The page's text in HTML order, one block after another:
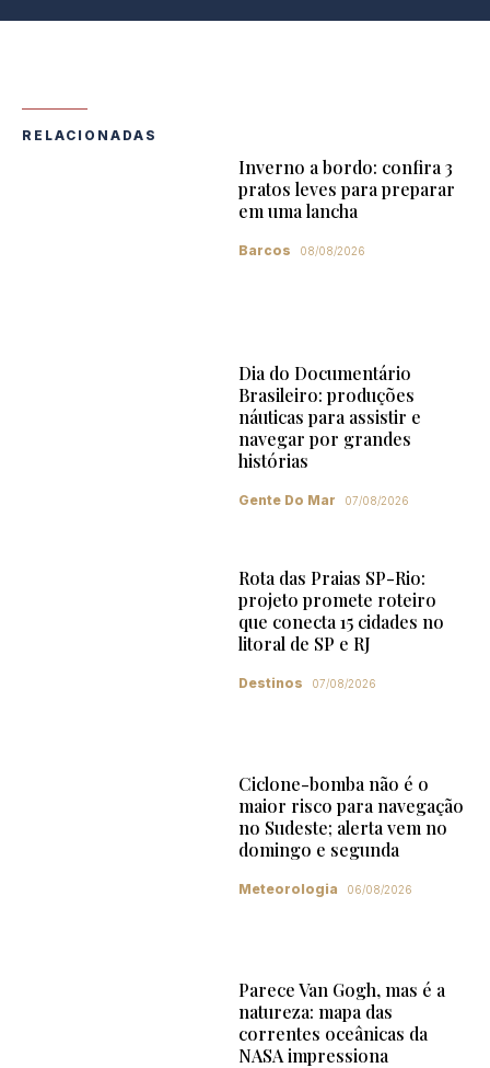
RELACIONADAS
Inverno a bordo: confira 3
pratos leves para preparar
em uma lancha
Barcos 08/08/2026
Dia do Documentário
Brasileiro: produções
náuticas para assistir e
navegar por grandes
histórias
Gente Do Mar 07/08/2026
Rota das Praias SP-Rio:
projeto promete roteiro
que conecta 15 cidades no
litoral de SP e RJ
Destinos 07/08/2026
Ciclone-bomba não é o
maior risco para navegação
no Sudeste; alerta vem no
domingo e segunda
Meteorologia 06/08/2026
Parece Van Gogh, mas é a
natureza: mapa das
correntes oceânicas da
NASA impressiona